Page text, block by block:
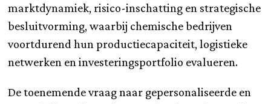
marktdynamiek, risico-inschatting en strategische
besluitvorming, waarbij chemische bedrijven
voortdurend hun productiecapaciteit, logistieke
netwerken en investeringsportfolio evalueren.
De toenemende vraag naar gepersonaliseerde en